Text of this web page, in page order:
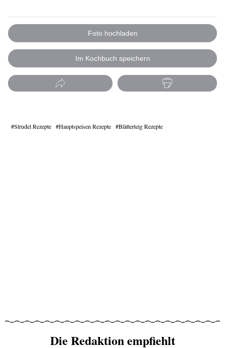
Foto hochladen
Im Kochbuch speichern
Strudel Rezepte Hauptspeisen Rezepte Blätterteig Rezepte
Die Redaktion empfiehlt